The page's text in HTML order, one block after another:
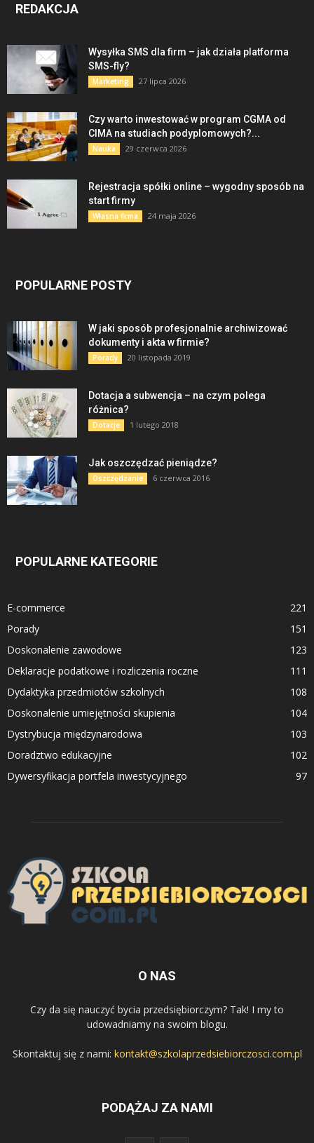
REDAKCJA
Wysyłka SMS dla firm – jak działa platforma
SMS-fly?
Marketing 27 lipca 2026
Czy warto inwestować w program CGMA od
CIMA na studiach podyplomowych?...
Nauka 29 czerwca 2026
Rejestracja spółki online – wygodny sposób na
start firmy
Własna firma 24 maja 2026
POPULARNE POSTY
W jaki sposób profesjonalnie archiwizować
dokumenty i akta w firmie?
Porady 20 listopada 2019
Dotacja a subwencja – na czym polega
różnica?
Dotacje 1 lutego 2018
Jak oszczędzać pieniądze?
Oszczędzanie 6 czerwca 2016
POPULARNE KATEGORIE
E-commerce
221
Porady
151
Doskonalenie zawodowe
123
Deklaracje podatkowe i rozliczenia roczne
111
Dydaktyka przedmiotów szkolnych
108
Doskonalenie umiejętności skupienia
104
Dystrybucja międzynarodowa
103
Doradztwo edukacyjne
102
Dywersyfikacja portfela inwestycyjnego
97
O NAS
Czy da się nauczyć bycia przedsiębiorczym? Tak! I my to
udowadniamy na swoim blogu.
Skontaktuj się z nami: kontakt@szkolaprzedsiebiorczosci.com.pl
PODĄŻAJ ZA NAMI